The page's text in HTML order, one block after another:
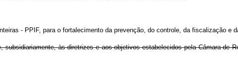
- PPIF, para o fortalecimento da prevenção, do controle, da fiscalização e
às diretrizes e aos objetivos estabelecidos pela Câmara de